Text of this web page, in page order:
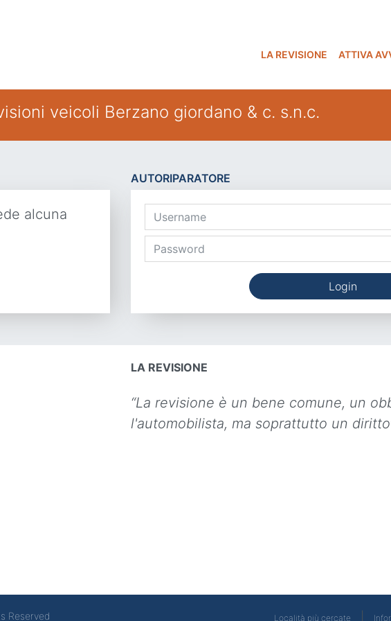
LA REVISIONE ATTIVA
veicoli Berzano giordano & c. s.n.c.
alcuna
AUTORIPARATORE
Login
LA REVISIONE
“La revisione è un bene comune, un
l'automobilista, ma soprattutto un
Reserved Località più cercate